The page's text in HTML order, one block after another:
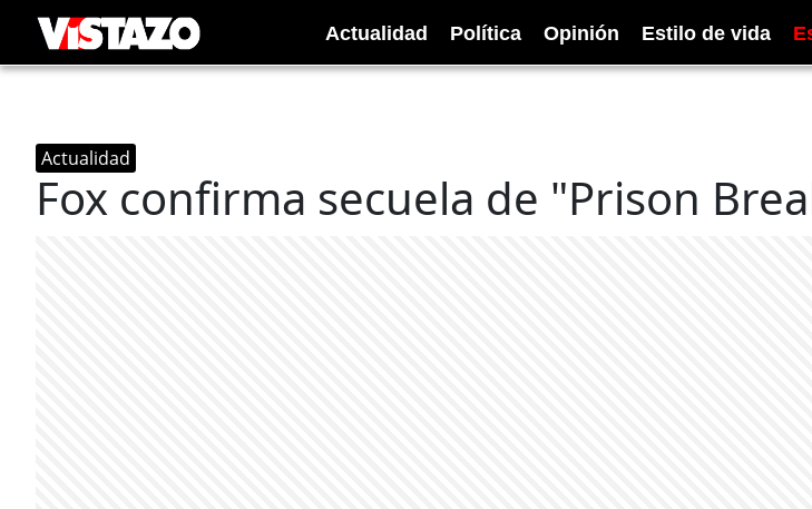
Actualidad Política Opinión Estilo de vida
Actualidad
Fox confirma secuela de "Prison